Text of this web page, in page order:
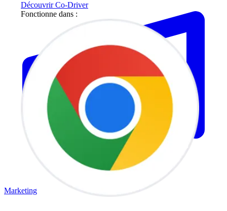
Découvrir Co-Driver
Fonctionne dans :
Marketing